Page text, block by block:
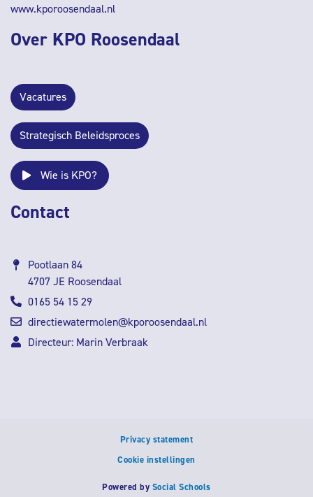
www.kporoosendaal.nl
Over KPO Roosendaal
Vacatures
Strategisch Beleidsproces
Wie is KPO?
Contact
Pootlaan 84
4707 JE Roosendaal
0165 54 15 29
directiewatermolen@kporoosendaal.nl
Directeur: Marin Verbraak
Privacy statement
Cookie instellingen
Powered by Social Schools